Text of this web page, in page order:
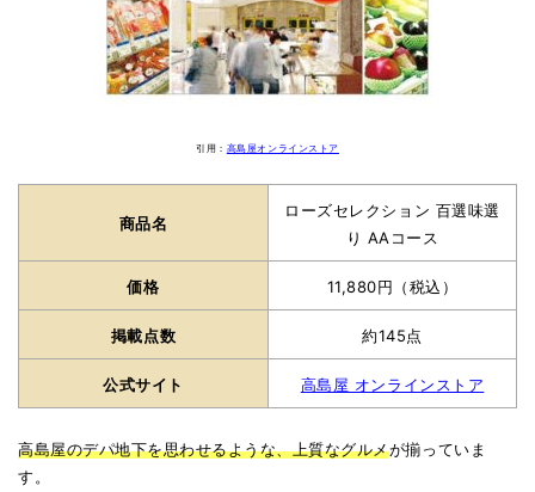
引用： 高島屋オンラインストア
商品名
ローズセレクション 百選味選
り AAコース
価格 11,880円（税込）
掲載点数 約145点
公式サイト 高島屋 オンラインストア
高島屋のデパ地下を思わせるような、上質なグルメが揃っていま
す。